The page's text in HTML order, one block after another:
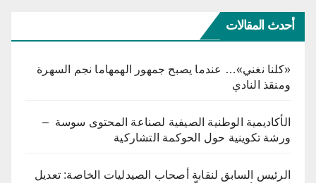
أحدث المقالات
«كلنا نغني»… عندما يصبح جمهور الهمهاما نجم السهرة
ومنقذ النادي
الأكاديمية الوطنية الصيفية لصناعة المحتوى سوسة –
ورشة تكوينية حول الحوكمة التشاركية
الرئيس السابق لنقابة أصحاب الصيدليات الخاصة: تعديل